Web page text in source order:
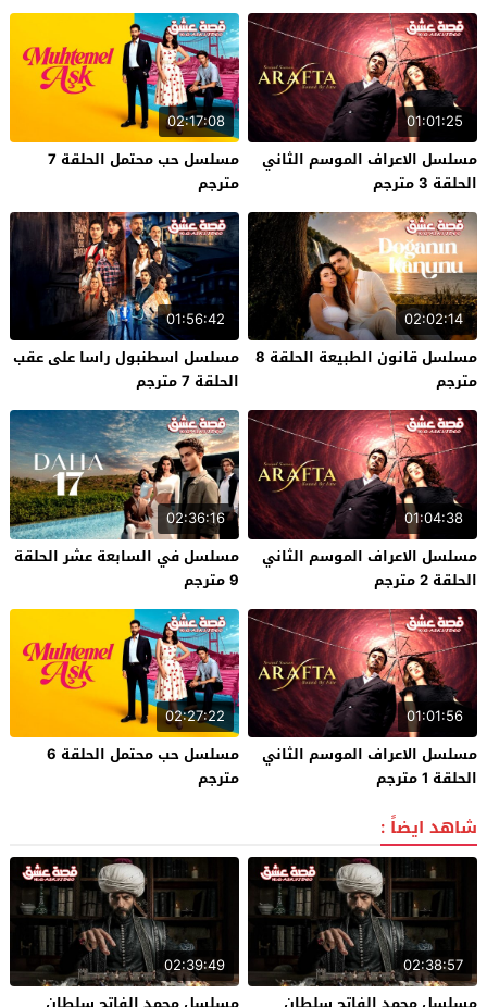
01:01:25
مسلسل الاعراف الموسم الثاني
الحلقة 3 مترجم
02:17:08
مسلسل حب محتمل الحلقة 7
مترجم
02:02:14
مسلسل قانون الطبيعة الحلقة 8
مترجم
01:56:42
مسلسل اسطنبول راسا على عقب
الحلقة 7 مترجم
01:04:38
مسلسل الاعراف الموسم الثاني
الحلقة 2 مترجم
02:36:16
مسلسل في السابعة عشر الحلقة
9 مترجم
01:01:56
مسلسل الاعراف الموسم الثاني
الحلقة 1 مترجم
02:27:22
مسلسل حب محتمل الحلقة 6
مترجم
شاهد ايضاً :
02:38:57
02:39:49